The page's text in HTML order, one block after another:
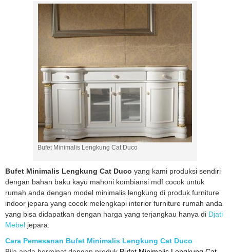
Bufet Minimalis Lengkung Cat Duco
Bufet Minimalis Lengkung Cat Duco yang kami produksi sendiri
dengan bahan baku kayu mahoni kombiansi mdf cocok untuk
rumah anda dengan model minimalis lengkung di produk furniture
indoor jepara yang cocok melengkapi interior furniture rumah anda
yang bisa didapatkan dengan harga yang terjangkau hanya di Djati
Mebel jepara.
Cara Pemesanan Bufet Minimalis Lengkung Cat Duco